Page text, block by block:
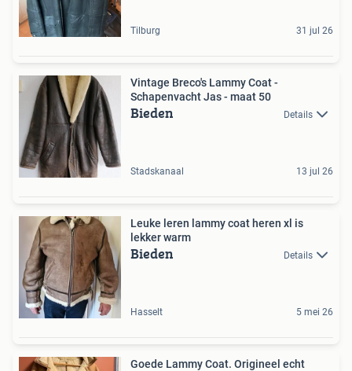
Tilburg 31 jul 26
Vintage Breco's Lammy Coat -
Schapenvacht Jas - maat 50
Bieden Details
Stadskanaal 13 jul 26
Leuke leren lammy coat heren xl is
lekker warm
Bieden Details
Hasselt 5 mei 26
Goede Lammy Coat. Origineel echt